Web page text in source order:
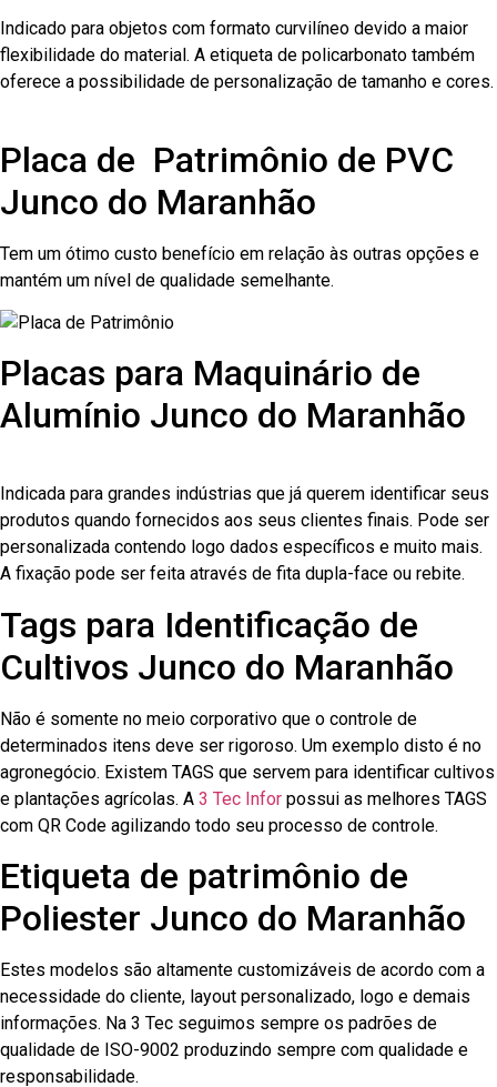
Indicado para objetos com formato curvilíneo devido a maior
flexibilidade do material. A etiqueta de policarbonato também
oferece a possibilidade de personalização de tamanho e cores.
Placa de Patrimônio de PVC
Junco do Maranhão
Tem um ótimo custo benefício em relação às outras opções e
mantém um nível de qualidade semelhante.
Placas para Maquinário de
Alumínio Junco do Maranhão
Indicada para grandes indústrias que já querem identificar seus
produtos quando fornecidos aos seus clientes finais. Pode ser
personalizada contendo logo dados específicos e muito mais.
A fixação pode ser feita através de fita dupla-face ou rebite.
Tags para Identificação de
Cultivos Junco do Maranhão
Não é somente no meio corporativo que o controle de
determinados itens deve ser rigoroso. Um exemplo disto é no
agronegócio. Existem TAGS que servem para identificar cultivos
e plantações agrícolas. A 3 Tec Infor possui as melhores TAGS
com QR Code agilizando todo seu processo de controle.
Etiqueta de patrimônio de
Poliester Junco do Maranhão
Estes modelos são altamente customizáveis de acordo com a
necessidade do cliente, layout personalizado, logo e demais
informações. Na 3 Tec seguimos sempre os padrões de
qualidade de ISO-9002 produzindo sempre com qualidade e
responsabilidade.